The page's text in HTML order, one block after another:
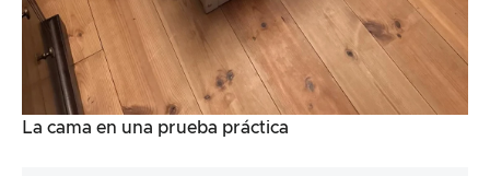
La cama en una prueba práctica